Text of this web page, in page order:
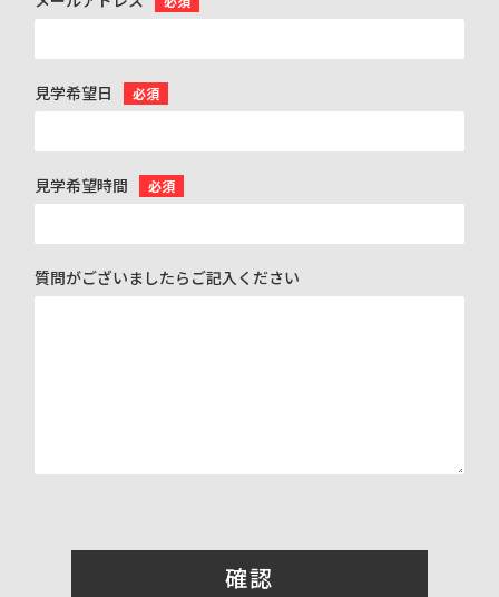
見学希望日 必須
見学希望時間 必須
質問がございましたらご記入ください
確認